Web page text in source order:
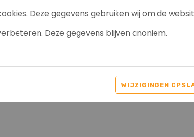
Deze gegevens gebruiken wij om de
Deze gegevens blijven anoniem.
WIJZIGINGEN
Artikelnr: 9038
Nieuw in de